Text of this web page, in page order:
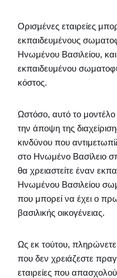
Ορισμένες εταιρείες
εκπαιδευμένους
Ηνωμένου Βασιλείου,
εκπαιδευμένου
κόστος.
Ωστόσο, αυτό το
την άποψη της
κινδύνου που
στο Ηνωμένο Βασίλειο
θα χρειαστείτε έναν
Ηνωμένου Βασιλείου
που μπορεί να έχει ο
βασιλικής οικογένειας.
Ως εκ τούτου, πληρώνετε
που δεν χρειάζεστε
εταιρείες που